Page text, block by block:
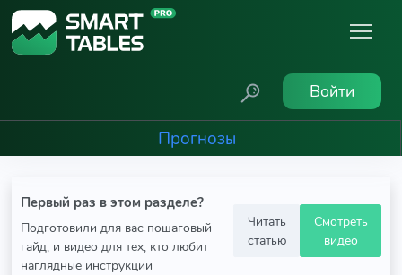
Войти
Прогнозы
Первый раз в этом разделе?
Подготовили для вас пошаговый
гайд, и видео для тех, кто любит
наглядные инструкции
Читать
статью
Смотреть
видео